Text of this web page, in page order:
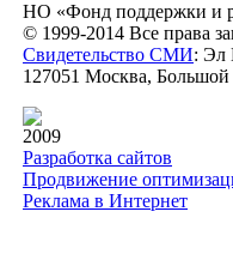
НО «Фонд поддержки и
© 1999-2014 Все права
Свидетельство СМИ: Эл
127051 Москва,
2009
Разработка сайтов
Продвижение
Реклама в Интернет